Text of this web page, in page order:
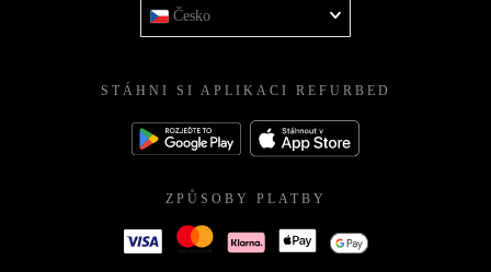
Česko
STÁHNI SI APLIKACI REFURBED
ZPŮSOBY PLATBY